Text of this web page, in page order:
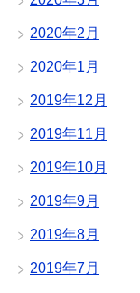
2020年2月
2020年1月
2019年12月
2019年11月
2019年10月
2019年9月
2019年8月
2019年7月